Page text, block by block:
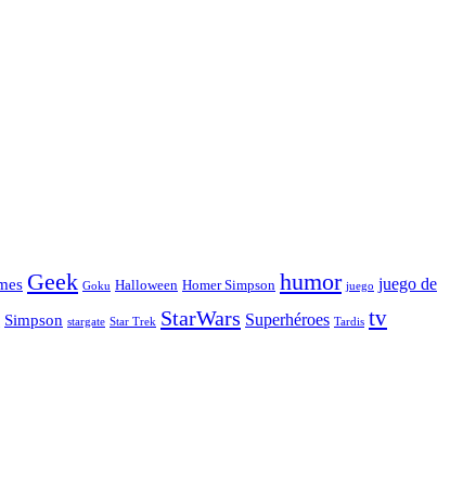
Geek Goku Halloween Homer Simpson humor juego juego de
Simpson stargate Star Trek StarWars Superhéroes Tardis tv